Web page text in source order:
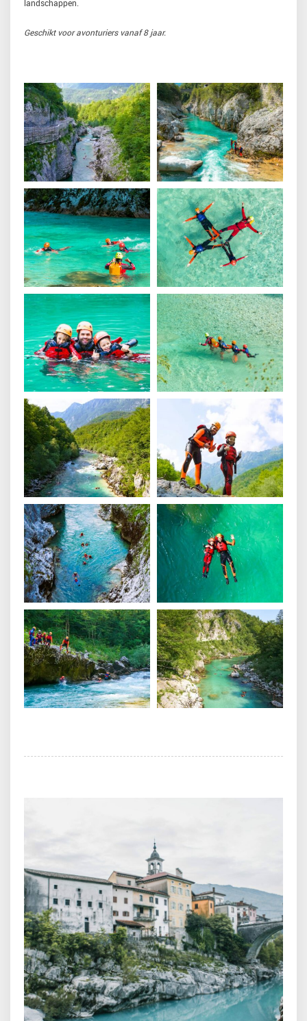
landschappen.
Geschikt voor avonturiers vanaf 8 jaar.